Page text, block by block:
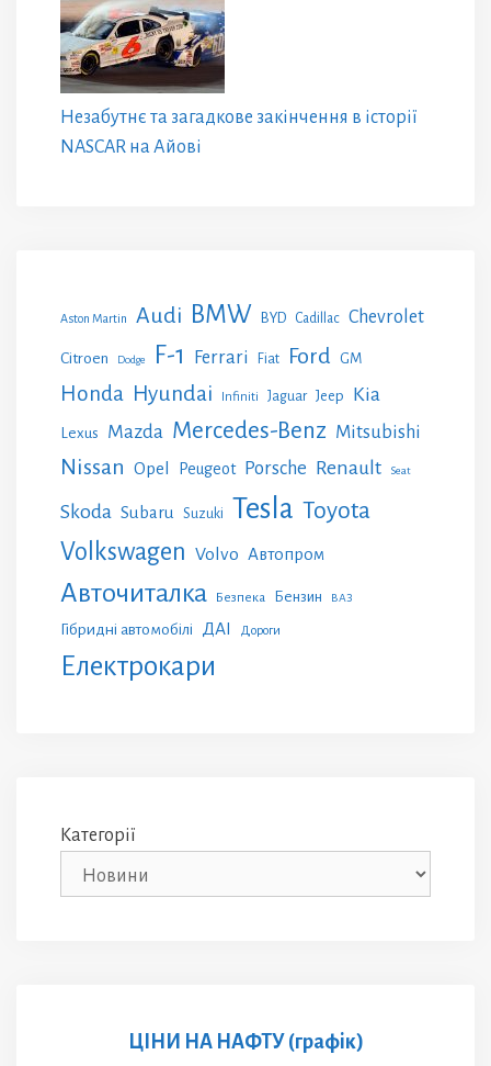
Незабутнє та загадкове закінчення в історії
NASCAR на Айові
Aston Martin Audi BMW BYD Cadillac Chevrolet
Citroen Dodge F-1 Ferrari Fiat Ford GM
Honda Hyundai Infiniti Jaguar Jeep Kia
Lexus Mazda Mercedes-Benz Mitsubishi
Nissan Opel Peugeot Porsche Renault Seat
Skoda Subaru Suzuki Tesla Toyota
Volkswagen Volvo Автопром
Авточиталка Безпека Бензин ВАЗ
Гібридні автомобілі ДАІ Дороги
Електрокари
Категорії
ЦІНИ НА НАФТУ (графік)